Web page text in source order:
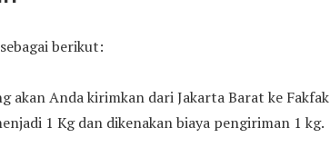
berikut:
akan Anda kirimkan dari Jakarta Barat ke Fakfak
1 Kg dan dikenakan biaya pengiriman 1 kg.